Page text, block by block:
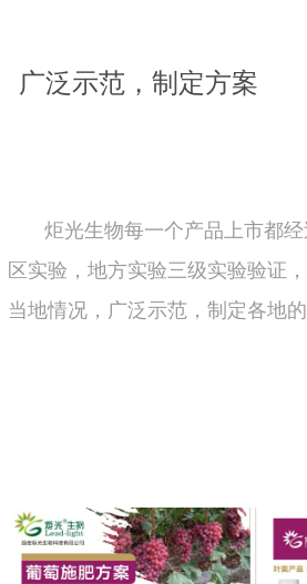
广泛示范，制定方案
炬光生物每一个产品上市都
区实验，地方实验三级实验验证
当地情况，广泛示范，制定各地的